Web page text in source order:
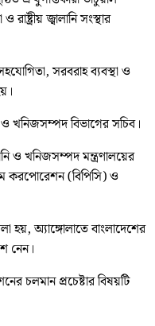
জ্বালানি সংস্থার
সরবরাহ ব্যবস্থা ও
ও খনিজসম্পদ বিভাগের সচিব।
ও খনিজসম্পদ মন্ত্রণালয়ের
করপোরেশন (বিপিসি) ও
হয়, অ্যাঙ্গোলাতে বাংলাদেশের
নেন।
চলমান প্রচেষ্টার বিষয়টি